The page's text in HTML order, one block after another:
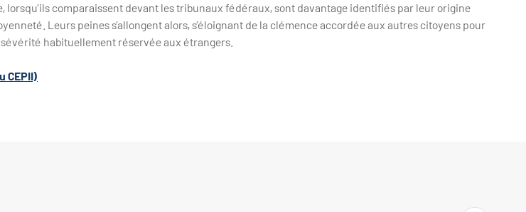
lorsqu’ils comparaissent devant les tribunaux fédéraux, sont davantage identifiés par leur origine
Leurs peines s’allongent alors, s’éloignant de la clémence accordée aux autres citoyens pour
habituellement réservée aux étrangers.
CEPII)